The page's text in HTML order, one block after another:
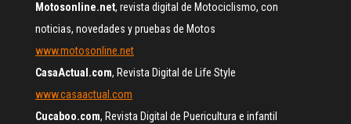
Motosonline.net, revista digital de Motociclismo, con
noticias, novedades y pruebas de Motos
www.motosonline.net
CasaActual.com, Revista Digital de Life Style
www.casaactual.com
Cucaboo.com, Revista Digital de Puericultura e infantil